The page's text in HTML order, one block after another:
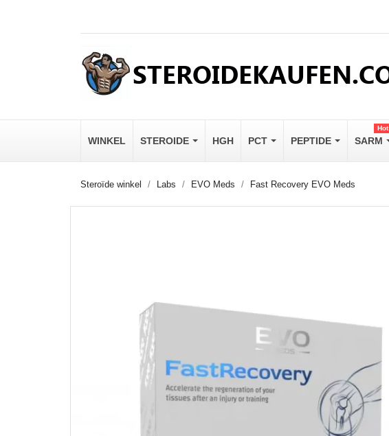
WINKEL STEROIDE HGH PCT PEPTIDE SARM
Hot
Steroïde winkel Labs EVO Meds Fast Recovery EVO Meds